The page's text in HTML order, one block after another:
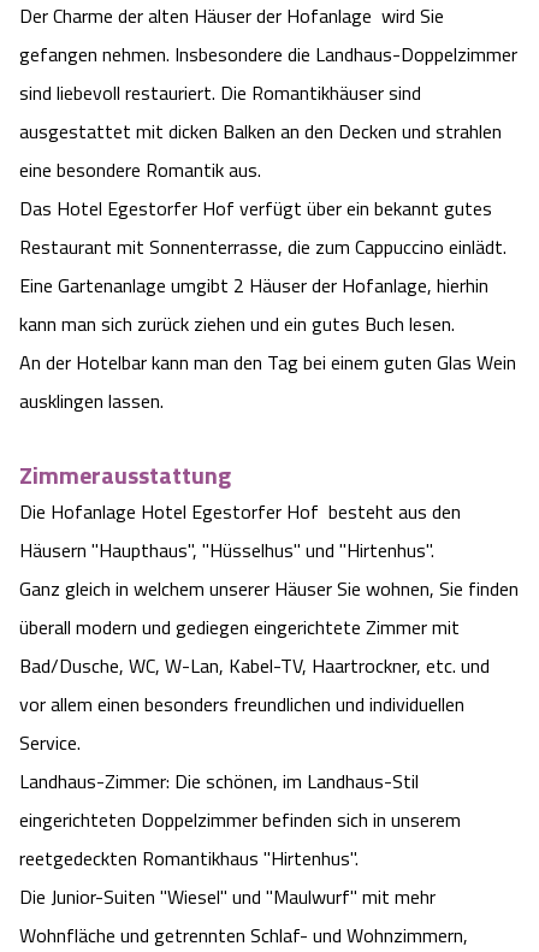
Der Charme der alten Häuser der Hofanlage wird Sie
gefangen nehmen. Insbesondere die Landhaus-Doppelzimmer
sind liebevoll restauriert. Die Romantikhäuser sind
ausgestattet mit dicken Balken an den Decken und strahlen
eine besondere Romantik aus.
Das Hotel Egestorfer Hof verfügt über ein bekannt gutes
Restaurant mit Sonnenterrasse, die zum Cappuccino einlädt.
Eine Gartenanlage umgibt 2 Häuser der Hofanlage, hierhin
kann man sich zurück ziehen und ein gutes Buch lesen.
An der Hotelbar kann man den Tag bei einem guten Glas Wein
ausklingen lassen.
Zimmerausstattung
Die Hofanlage Hotel Egestorfer Hof besteht aus den
Häusern "Haupthaus", "Hüsselhus" und "Hirtenhus".
Ganz gleich in welchem unserer Häuser Sie wohnen, Sie finden
überall modern und gediegen eingerichtete Zimmer mit
Bad/Dusche, WC, W-Lan, Kabel-TV, Haartrockner, etc. und
vor allem einen besonders freundlichen und individuellen
Service.
Landhaus-Zimmer: Die schönen, im Landhaus-Stil
eingerichteten Doppelzimmer befinden sich in unserem
reetgedeckten Romantikhaus "Hirtenhus".
Die Junior-Suiten "Wiesel" und "Maulwurf" mit mehr
Wohnfläche und getrennten Schlaf- und Wohnzimmern,